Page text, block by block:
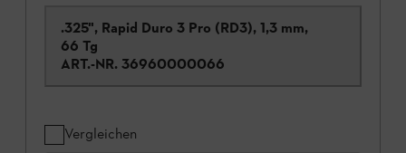
.325", Rapid Duro 3 Pro (RD3), 1,3 mm,
66 Tg
ART.-NR. 36960000066
Vergleichen